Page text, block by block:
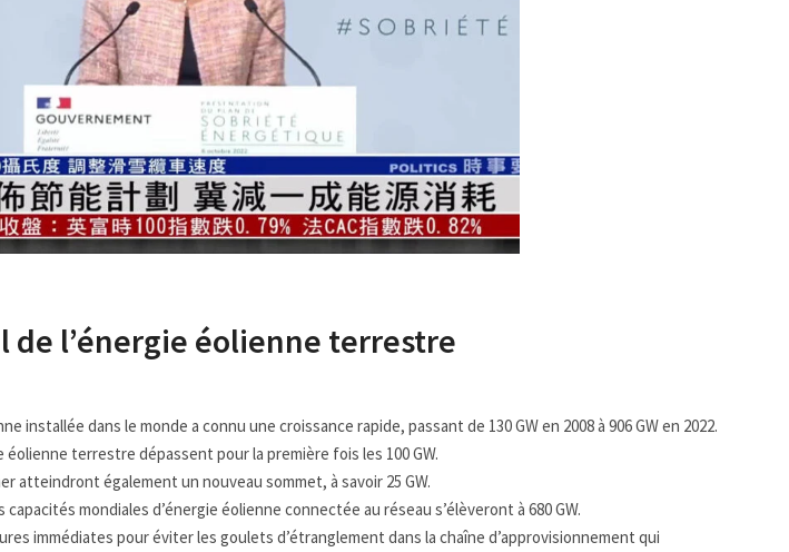
l’énergie éolienne terrestre
installée dans le monde a connu une croissance rapide, passant de 130 GW en 2008 à 906 GW en 2022.
éolienne terrestre dépassent pour la première fois les 100 GW.
atteindront également un nouveau sommet, à savoir 25 GW.
mondiales d’énergie éolienne connectée au réseau s’élèveront à 680 GW.
immédiates pour éviter les goulets d’étranglement dans la chaîne d’approvisionnement qui